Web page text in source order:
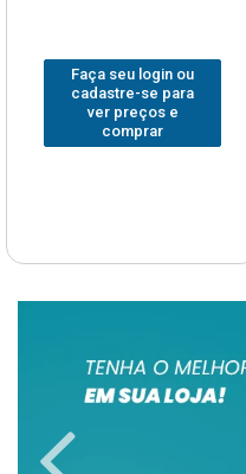
Faça seu login ou
cadastre-se para
ver preços e
comprar